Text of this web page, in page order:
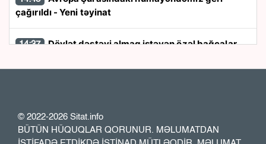
çağırıldı - Yeni təyinat
14:37 Dövlət dəstəyi almaq istəyən özəl bağçalar
14:08 Gəncədə davada öldürülən iki uşaq atasının -
FOTOSU
© 2022-2026 Sitat.info
BÜTÜN HÜQUQLAR QORUNUR. MƏLUMATDAN